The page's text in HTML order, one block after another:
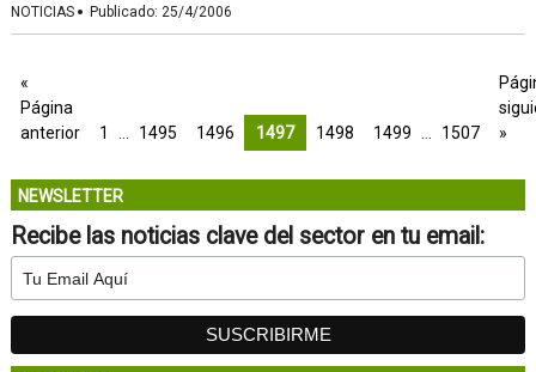
NOTICIAS · Publicado: 25/4/2006
«
Página
anterior
1 1495 1496 1497 1498 1499 1507
»
NEWSLETTER
Recibe las noticias clave del sector en tu email: